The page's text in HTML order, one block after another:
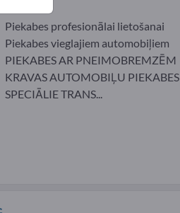
Piekabes profesionālai lietošanai
Piekabes vieglajiem automobiļiem
PIEKABES AR PNEIMOBREMZĒM
KRAVAS AUTOMOBIĻU PIEKABES
SPECIĀLIE TRANS...